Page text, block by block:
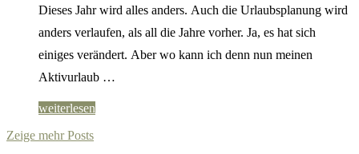
Dieses Jahr wird alles anders. Auch die Urlaubsplanung wird
anders verlaufen, als all die Jahre vorher. Ja, es hat sich
einiges verändert. Aber wo kann ich denn nun meinen
Aktivurlaub …
weiterlesen
Zeige mehr Posts